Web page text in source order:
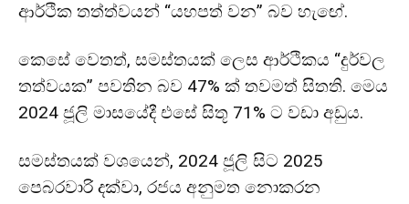
ආර්ථික තත්ත්වයන් “යහපත් වන” බව හැඟේ.
කෙසේ වෙතත්, සමස්තයක් ලෙස ආර්ථිකය “දුර්වල
තත්වයක” පවතින බව 47% ක් තවමත් සිතති. මෙය
2024 ජූලි මාසයේදී එසේ සිතූ 71% ට වඩා අඩුය.
සමස්තයක් වශයෙන්, 2024 ජූලි සිට 2025
පෙබරවාරි දක්වා, රජය අනුමත නොකරන